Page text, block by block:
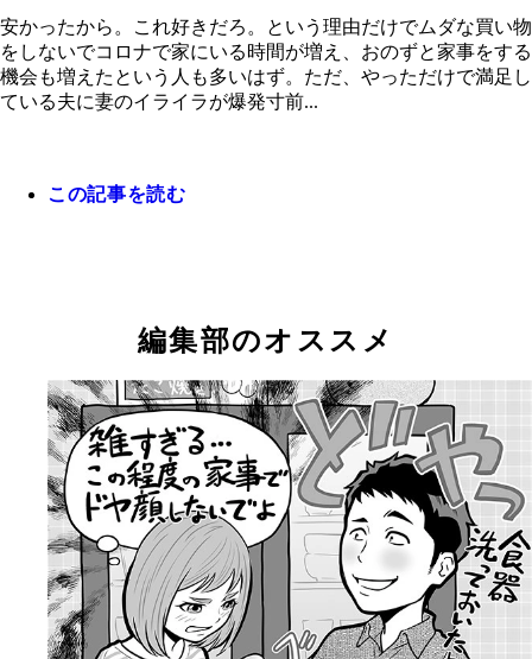
気を使ってくれるのはありがたいけど、もう夕食
の準備も進めていた。提案してくるタイミングを
ほしい
自分のランニングウエアを洗ってくれる姿勢はい
も、それによって家族の服の洗濯タイミングも狂
買い物をしないで
安かったから。これ好きだろ。という理由だけでムダな買い物
をしないでコロナで家にいる時間が増え、おのずと家事をする
機会も増えたという人も多いはず。ただ、やっただけで満足し
ている夫に妻のイライラが爆発寸前...
この記事を読む
編集部のオススメ